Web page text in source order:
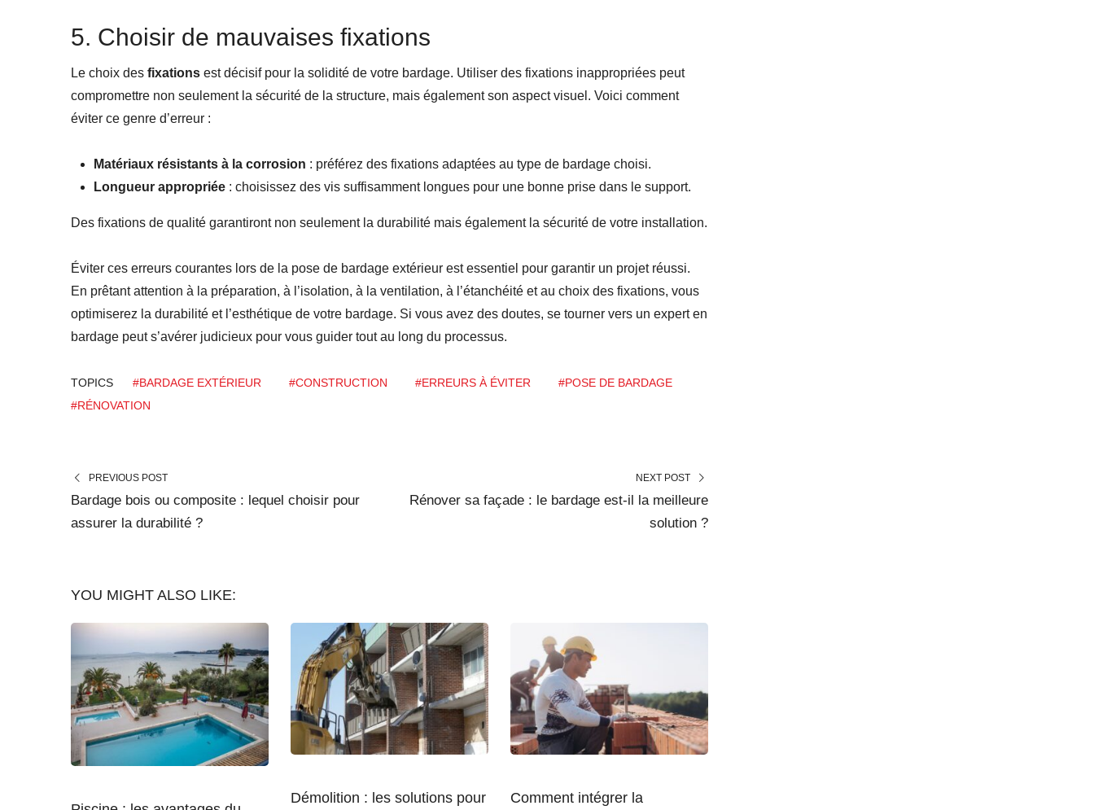
5. Choisir de mauvaises fixations
Le choix des fixations est décisif pour la solidité de votre bardage. Utiliser des fixations inappropriées peut
compromettre non seulement la sécurité de la structure, mais également son aspect visuel. Voici comment
éviter ce genre d’erreur :
Matériaux résistants à la corrosion : préférez des fixations adaptées au type de bardage choisi.
Longueur appropriée : choisissez des vis suffisamment longues pour une bonne prise dans le support.
Des fixations de qualité garantiront non seulement la durabilité mais également la sécurité de votre installation.
Éviter ces erreurs courantes lors de la pose de bardage extérieur est essentiel pour garantir un projet réussi.
En prêtant attention à la préparation, à l’isolation, à la ventilation, à l’étanchéité et au choix des fixations, vous
optimiserez la durabilité et l’esthétique de votre bardage. Si vous avez des doutes, se tourner vers un expert en
bardage peut s’avérer judicieux pour vous guider tout au long du processus.
TOPICS #BARDAGE EXTÉRIEUR #CONSTRUCTION #ERREURS À ÉVITER
#POSE DE BARDAGE
#RÉNOVATION
PREVIOUS POST
Bardage bois ou composite : lequel choisir pour
assurer la durabilité ?
NEXT POST
Rénover sa façade : le bardage est-il la meilleure
solution ?
YOU MIGHT ALSO LIKE:
Démolition : les solutions pour Comment intégrer la